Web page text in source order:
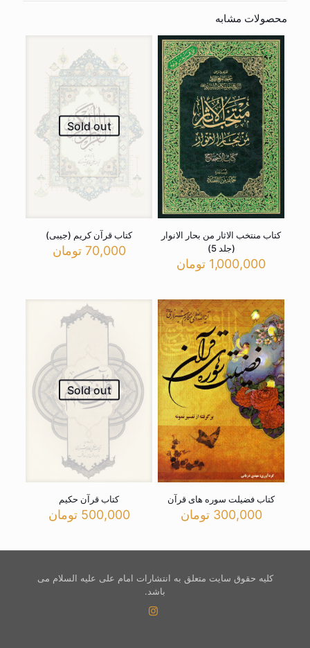
محصولات مشابه
کتاب منتخب الاثار من بحار الانوار
(جلد 5)
1,000,000 تومان
Sold out
کتاب قرآن کریم (جیبی)
70,000 تومان
کتاب فضیلت سوره های قرآن
300,000 تومان
Sold out
کتاب قرآن حکیم
500,000 تومان
کلیه حقوق سایت متعلق به انتشارات امام علی علیه السلام می
باشد.